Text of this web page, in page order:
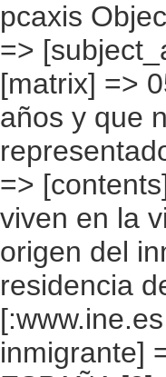
pcaxis Object ( [axis_version] => [creation_date] => 20080709 [note] => [subject_area] => Hijos de los inmigrantes [subject_code] => 05 [matrix] => 05002 [title] => Hijos de inmigrantes menores de 16 años y que no viven en la vivienda, por continentes y países más representados, según lugar de residencia de los hijos [description] => [contents] => Hijos de inmigrantes menores de 16 años y que no viven en la vivienda [units] => inmigrantes [stub] => Array ( [0] => origen del inmigrante ) [heading] => Array ( [0] => lugar de residencia de los hijos ) [prestext] => [values] => Array ( [:www.ine.es tel: " "+34 91 5839100 "; VALUES("origen del inmigrante] =>